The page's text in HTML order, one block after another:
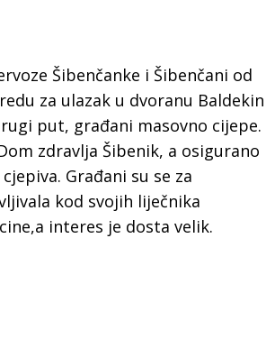
Šibenčanke i Šibenčani od
za ulazak u dvoranu Baldekin
put, građani masovno cijepe.
zdravlja Šibenik, a osigurano
Građani su se za
kod svojih liječnika
interes je dosta velik.